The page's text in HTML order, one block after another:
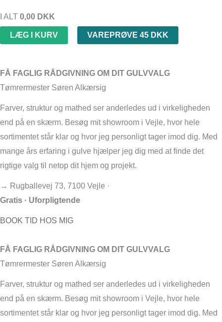
I ALT 0,00 DKK
LÆG I KURV VAREPRØVE 45 DKK
FÅ FAGLIG RÅDGIVNING OM DIT GULVVALG
Tømrermester Søren Alkærsig
Farver, struktur og mathed ser anderledes ud i virkeligheden
end på en skærm. Besøg mit showroom i Vejle, hvor hele
sortimentet står klar og hvor jeg personligt tager imod dig. Med
mange års erfaring i gulve hjælper jeg dig med at finde det
rigtige valg til netop dit hjem og projekt.
→ Rugballevej 73, 7100 Vejle ·
Gratis · Uforpligtende
BOOK TID HOS MIG
FÅ FAGLIG RÅDGIVNING OM DIT GULVVALG
Tømrermester Søren Alkærsig
Farver, struktur og mathed ser anderledes ud i virkeligheden
end på en skærm. Besøg mit showroom i Vejle, hvor hele
sortimentet står klar og hvor jeg personligt tager imod dig. Med